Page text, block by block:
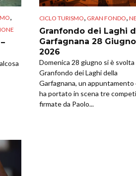
, CICLO TURISMO, GRAN FONDO,
Granfondo dei Laghi
Garfagnana 28 Giugno
2026
Domenica 28 giugno si è svolta
Granfondo dei Laghi della
Garfagnana, un appuntamento
ha portato in scena tre
firmate da Paolo...